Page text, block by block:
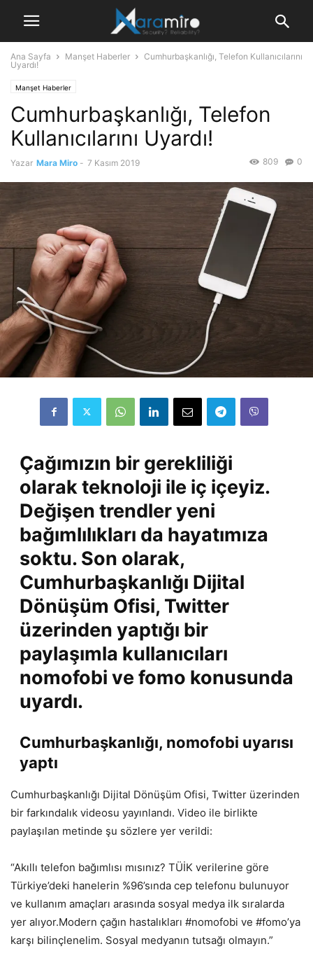
Ana Sayfa Manşet Haberler
Cumhurbaşkanlığı, Telefon Kullanıcılarını
Uyardı!
Manşet Haberler
Cumhurbaşkanlığı, Telefon
Kullanıcılarını Uyardı!
Yazar Mara Miro - 7 Kasım 2019 0
809
Çağımızın bir gerekliliği
olarak teknoloji ile iç içeyiz.
Değişen trendler yeni
bağımlılıkları da hayatımıza
soktu. Son olarak,
Cumhurbaşkanlığı Dijital
Dönüşüm Ofisi, Twitter
üzerinden yaptığı bir
paylaşımla kullanıcıları
nomofobi ve fomo konusunda
uyardı.
Cumhurbaşkanlığı, nomofobi uyarısı
yaptı
Cumhurbaşkanlığı Dijital Dönüşüm Ofisi, Twitter üzerinden
bir farkındalık videosu yayınlandı. Video ile birlikte
paylaşılan metinde şu sözlere yer verildi:
“Akıllı telefon bağımlısı mısınız? TÜİK verilerine göre
Türkiye’deki hanelerin %96’sında cep telefonu bulunuyor
ve kullanım amaçları arasında sosyal medya ilk sıralarda
yer alıyor.Modern çağın hastalıkları #nomofobi ve #fomo’ya
karşı bilinçlenelim. Sosyal medyanın tutsağı olmayın.”